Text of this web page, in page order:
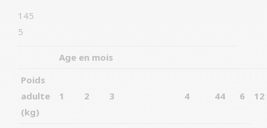
145
5
Age en mois
Poids
adulte
(kg)
1 2 3 4 44 6 12